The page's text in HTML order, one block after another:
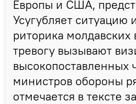
Европы и США,
Усугубляет ситуацию
риторика
тревогу вызывают
высокопоставленных
министров обороны
отмечается в тексте